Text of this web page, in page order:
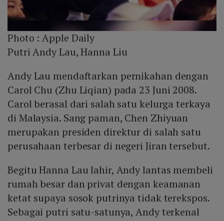
Photo :Apple Daily
Putri Andy Lau, Hanna Liu
Andy Lau mendaftarkan pernikahan dengan
Carol Chu (Zhu Liqian) pada 23 Juni 2008.
Carol berasal dari salah satu kelurga terkaya
di Malaysia. Sang paman, Chen Zhiyuan
merupakan presiden direktur di salah satu
perusahaan terbesar di negeri Jiran tersebut.
Begitu Hanna Lau lahir, Andy lantas membeli
rumah besar dan privat dengan keamanan
ketat supaya sosok putrinya tidak terekspos.
Sebagai putri satu-satunya, Andy terkenal